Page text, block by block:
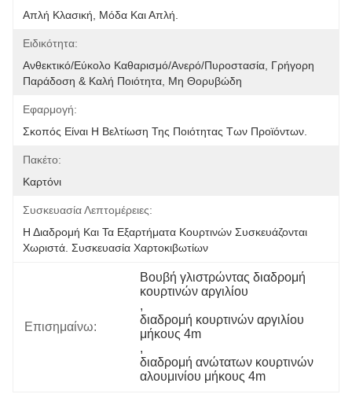
Απλή Κλασική, Μόδα Και Απλή.
Ειδικότητα:
Ανθεκτικό/Εύκολο Καθαρισμό/Ανερό/Πυροστασία, Γρήγορη
Παράδοση & Καλή Ποιότητα, Μη Θορυβώδη
Εφαρμογή:
Σκοπός Είναι Η Βελτίωση Της Ποιότητας Των Προϊόντων.
Πακέτο:
Καρτόνι
Συσκευασία Λεπτομέρειες:
Η Διαδρομή Και Τα Εξαρτήματα Κουρτινών Συσκευάζονται
Χωριστά. Συσκευασία Χαρτοκιβωτίων
Επισημαίνω:
Βουβή γλιστρώντας διαδρομή
κουρτινών αργιλίου
,
διαδρομή κουρτινών αργιλίου
μήκους 4m
,
διαδρομή ανώτατων κουρτινών
αλουμινίου μήκους 4m